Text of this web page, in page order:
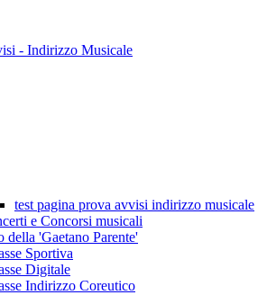
- Indirizzo Musicale
test pagina prova avvisi indirizzo musicale
e Concorsi musicali
della 'Gaetano Parente'
Sportiva
Digitale
Indirizzo Coreutico